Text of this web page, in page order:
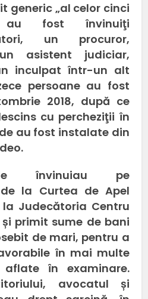
generic „al celor cinci
au fost învinuiţi
un procuror,
asistent judiciar,
inculpat într-un alt
persoane au fost
2018, după ce
cu percheziţii în
au fost instalate din
le învinuiau pe
la Curtea de Apel
Judecătoria Centru
primit sume de bani
de mari, pentru a
în mai multe
aflate în examinare.
avocatul și